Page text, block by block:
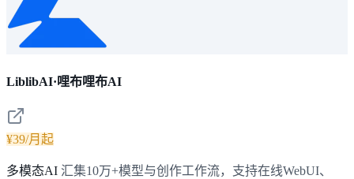
LiblibAI·哩布哩布AI
¥39/月起
多模态AI 汇集10万+模型与创作工作流，支持在线WebUI、